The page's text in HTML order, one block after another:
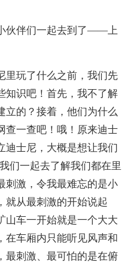
伴们一起去到了——上
玩了什么之前，我们先
知识吧！首先，我不了解
立的？接着，他们为什么
查一查吧！哦！原来迪士
迪士尼，大概是想让我们
们一起去了解我们都在里
刺激，令我最难忘的是小
就从最刺激的开始说起
山车一开始就是一个大大
在车厢内只能听见风声和
最刺激、最可怕的是在俯